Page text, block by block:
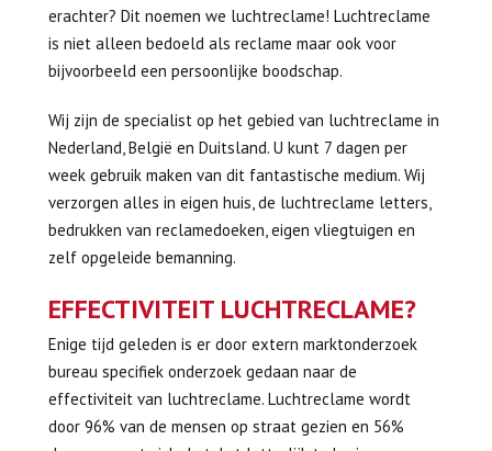
erachter? Dit noemen we luchtreclame! Luchtreclame
is niet alleen bedoeld als reclame maar ook voor
bijvoorbeeld een persoonlijke boodschap.
Wij zijn de specialist op het gebied van luchtreclame in
Nederland, België en Duitsland. U kunt 7 dagen per
week gebruik maken van dit fantastische medium. Wij
verzorgen alles in eigen huis, de luchtreclame letters,
bedrukken van reclamedoeken, eigen vliegtuigen en
zelf opgeleide bemanning.
EFFECTIVITEIT LUCHTRECLAME?
Enige tijd geleden is er door extern marktonderzoek
bureau specifiek onderzoek gedaan naar de
effectiviteit van luchtreclame. Luchtreclame wordt
door 96% van de mensen op straat gezien en 56%